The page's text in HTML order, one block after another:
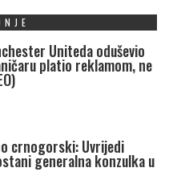
Uniteda oduševio
platio reklamom, ne
crnogorski: Uvrijedi
generalna konzulka u